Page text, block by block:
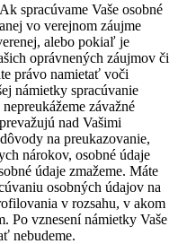
spracúvame Vaše osobné
vo verejnom záujme
alebo pokiaľ je
oprávnených záujmov či
právo namietať voči
námietky spracúvanie
závažné
nad Vašimi
na preukazovanie,
nárokov, osobné údaje
údaje zmažeme. Máte
osobných údajov na
v rozsahu, v akom
Po vznesení námietky Vaše
nebudeme.